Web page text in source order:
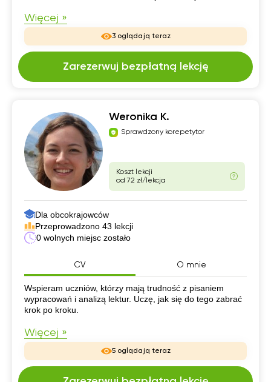
Więcej »
3 oglądają teraz
Zarezerwuj bezpłatną lekcję
Weronika K.
Sprawdzony korepetytor
Koszt lekcji
od 72 zł/lekcja
Dla obcokrajowców
Przeprowadzono 43 lekcji
0 wolnych miejsc zostało
CV O mnie
CV
Wspieram uczniów, którzy mają trudność z pisaniem
wypracowań i analizą lektur. Uczę, jak się do tego zabrać
krok po kroku.
Więcej »
5 oglądają teraz